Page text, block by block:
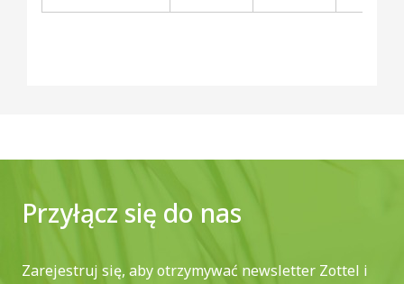
Przyłącz się do nas
Zarejestruj się, aby otrzymywać newsletter Zottel i